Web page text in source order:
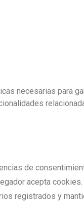
necesarias para
de
acepta cookies.
registrados y